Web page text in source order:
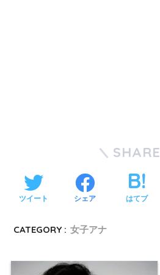
SHARE
ツイート シェア はてブ
CATEGORY : 女子アナ